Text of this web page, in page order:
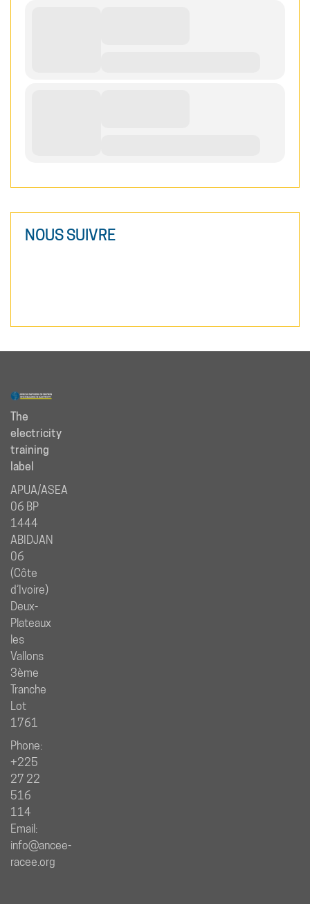
NOUS SUIVRE
The
electricity
training
label
APUA/ASEA
06 BP
1444
ABIDJAN
06
(Côte
d’Ivoire)
Deux-
Plateaux
les
Vallons
3ème
Tranche
Lot
1761
Phone:
+225
27 22
516
114
Email:
info@ancee-
racee.org